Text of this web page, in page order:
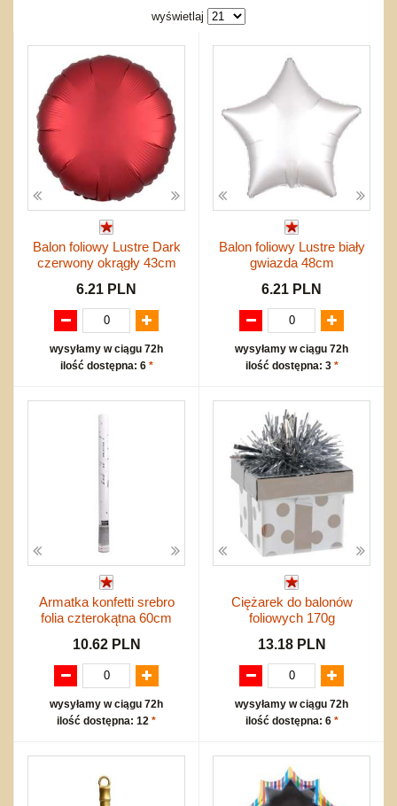
Pojazdy
Inne
Start
Zakupy hurtowe
Koszty przesyłki
Regulamin
Kontakt
Mapa produktów
wyświetlaj
Balon foliowy Lustre Dark
czerwony okrągły 43cm
6.21 PLN
wysyłamy w ciągu 72h
ilość dostępna: 6 *
Balon foliowy Lustre biały
gwiazda 48cm
6.21 PLN
wysyłamy w ciągu 72h
ilość dostępna: 3 *
Armatka konfetti srebro
folia czterokątna 60cm
10.62 PLN
wysyłamy w ciągu 72h
ilość dostępna: 12 *
Ciężarek do balonów
foliowych 170g
13.18 PLN
wysyłamy w ciągu 72h
ilość dostępna: 6 *